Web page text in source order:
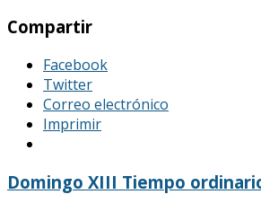
Compartir
Facebook
Twitter
Correo electrónico
Imprimir
Domingo XIII Tiempo